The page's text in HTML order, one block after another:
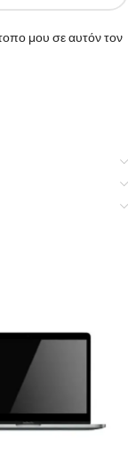
μου σε αυτόν τον